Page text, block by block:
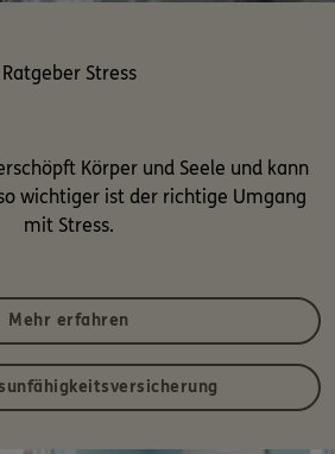
Ratgeber Stress
Körper und Seele und kann
wichtiger ist der richtige Umgang
mit Stress.
Mehr erfahren